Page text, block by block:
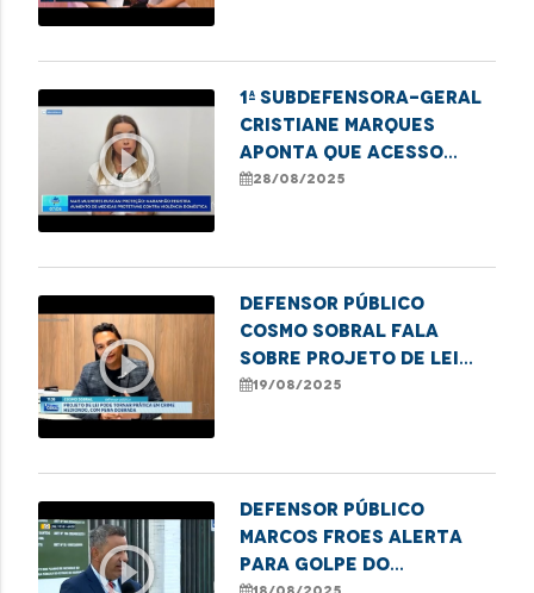
play_circle_outline
1ª subdefensora-geral
Cristiane Marques
aponta que acesso
digital tem sido
violência e busquem
medidas prot
28/08/2025
play_circle_outline
Defensor público
Cosmo Sobral fala
sobre projeto de lei
que endurece penas por
19/08/2025
play_circle_outline
Defensor público
Marcos Froes alerta
para golpe do